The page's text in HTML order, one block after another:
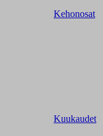
Kehonosat
Kuukaudet